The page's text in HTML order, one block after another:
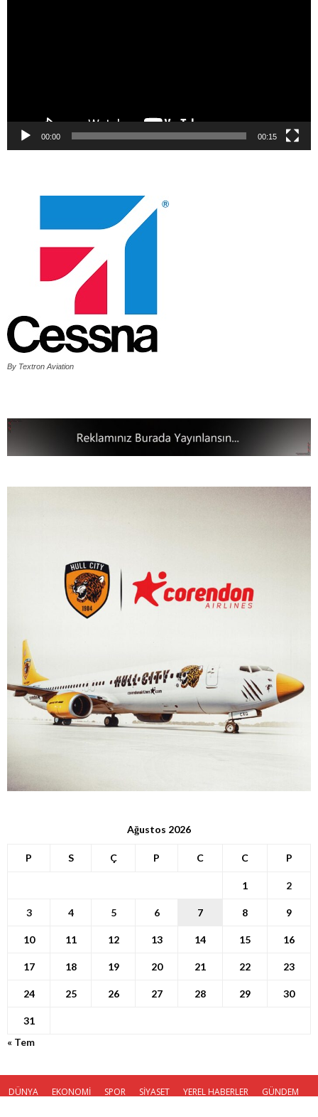
00:00 00:15
By Textron Aviation
Ağustos 2026
P S Ç P C C P
1 2
3 4 5 6 7 8 9
10 11 12 13 14 15 16
17 18 19 20 21 22 23
24 25 26 27 28 29 30
31
« Tem
DÜNYA EKONOMİ SPOR SİYASET YEREL HABERLER
GÜNDEM